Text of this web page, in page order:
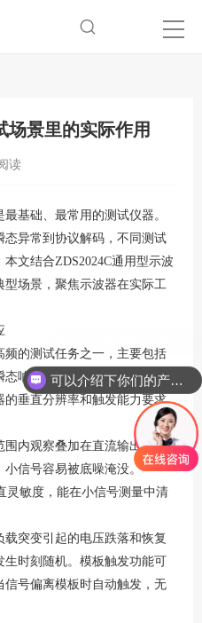
场景里的实际作用
读
基础、最常用的测试仪器。
异常到协议解码，不同测试
本文结合ZDS2024C通用型示波
场景，聚焦示波器在实际工
频的测试任务之一，主要包括
响应和上电时序测量。这类
垂直分辨率和触发能力要求
内观察叠加在直流输出上的
小信号容易被底噪淹没。
灵敏度，能在小信号测量中清
突变引起的电压跌落和恢复
时刻随机。模板触发功能可
号偏离模板时自动触发，无
可以介绍下你们的产品么？